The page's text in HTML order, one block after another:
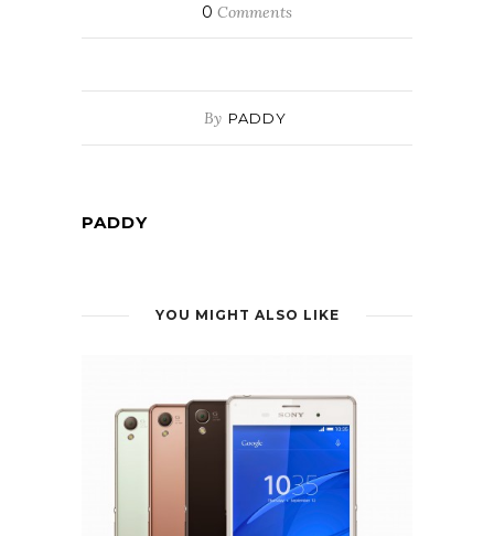
0 Comments
By PADDY
PADDY
YOU MIGHT ALSO LIKE